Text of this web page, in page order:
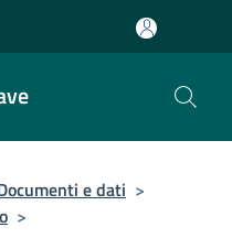
e dati >
>